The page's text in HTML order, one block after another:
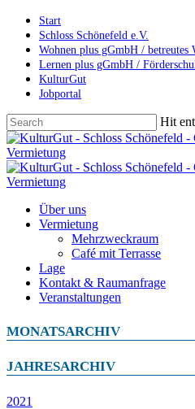
Skip
main
content
Start
Schloss Schönefeld e.V.
Wohnen plus gGmbH / betreutes
Lernen plus gGmbH /
KulturGut
Jobportal
Hit
Close
Search
Menu
Über uns
Vermietung
Mehrzweckraum
Café mit Terrasse
Lage
Kontakt & Raumanfrage
Veranstaltungen
MONATSARCHIV
JAHRESARCHIV
2021